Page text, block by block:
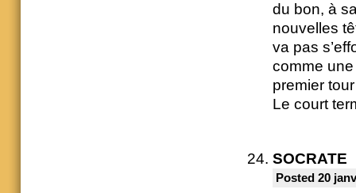
du bon, à
nouvelles
va pas
comme
premier
Le court
SOCRATE
Posted 20